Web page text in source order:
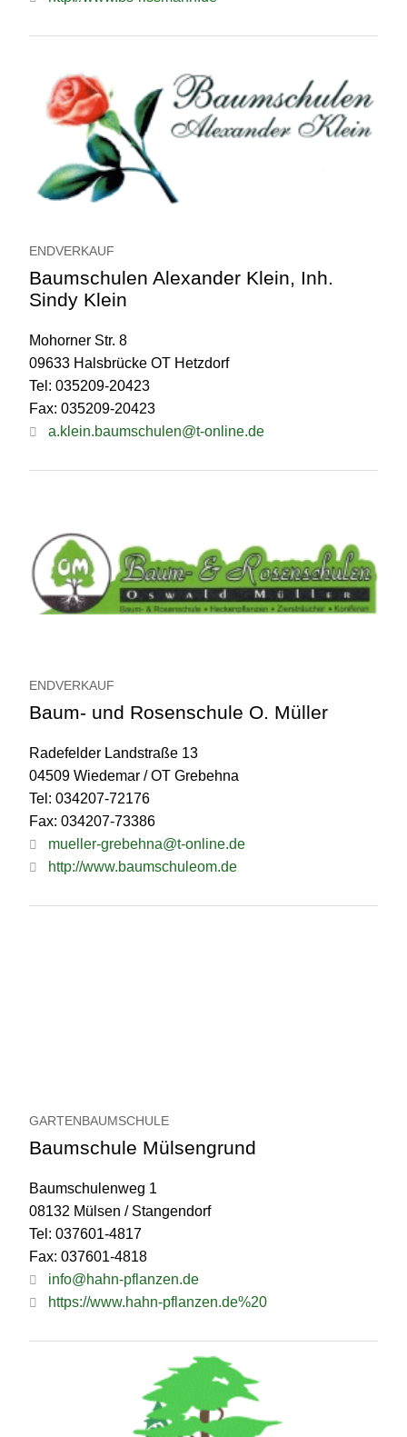
ENDVERKAUF
Baumschulen Alexander Klein, Inh.
Sindy Klein
Mohorner Str. 8
09633 Halsbrücke OT Hetzdorf
Tel: 035209-20423
Fax: 035209-20423
a.klein.baumschulen@t-online.de
ENDVERKAUF
Baum- und Rosenschule O. Müller
Radefelder Landstraße 13
04509 Wiedemar / OT Grebehna
Tel: 034207-72176
Fax: 034207-73386
mueller-grebehna@t-online.de
http://www.baumschuleom.de
GARTENBAUMSCHULE
Baumschule Mülsengrund
Baumschulenweg 1
08132 Mülsen / Stangendorf
Tel: 037601-4817
Fax: 037601-4818
info@hahn-pflanzen.de
https://www.hahn-pflanzen.de%20